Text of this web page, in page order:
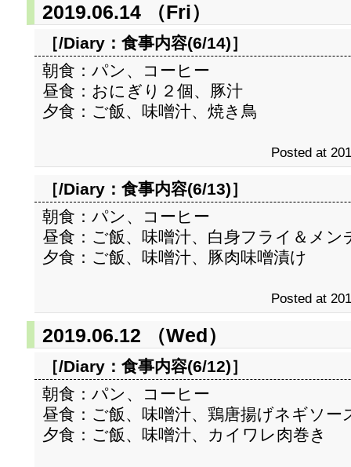
2019.06.14 （Fri）
［/Diary： 食事内容(6/14)］
朝食：パン、コーヒー
昼食：おにぎり２個、豚汁
夕食：ご飯、味噌汁、焼き鳥
Posted at
［/Diary： 食事内容(6/13)］
朝食：パン、コーヒー
昼食：ご飯、味噌汁、白身フライ＆メン
夕食：ご飯、味噌汁、豚肉味噌漬け
Posted at
2019.06.12 （Wed）
［/Diary： 食事内容(6/12)］
朝食：パン、コーヒー
昼食：ご飯、味噌汁、鶏唐揚げネギソー
夕食：ご飯、味噌汁、カイワレ肉巻き